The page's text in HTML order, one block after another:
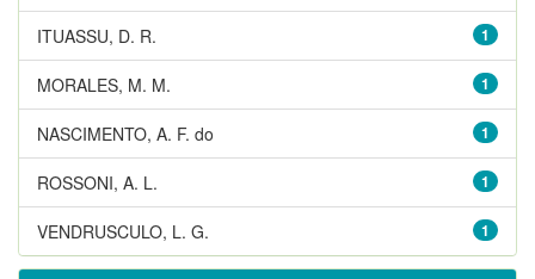
1
ITUASSU, D. R.
1
MORALES, M. M.
1
NASCIMENTO, A. F. do
1
ROSSONI, A. L.
1
VENDRUSCULO, L. G.